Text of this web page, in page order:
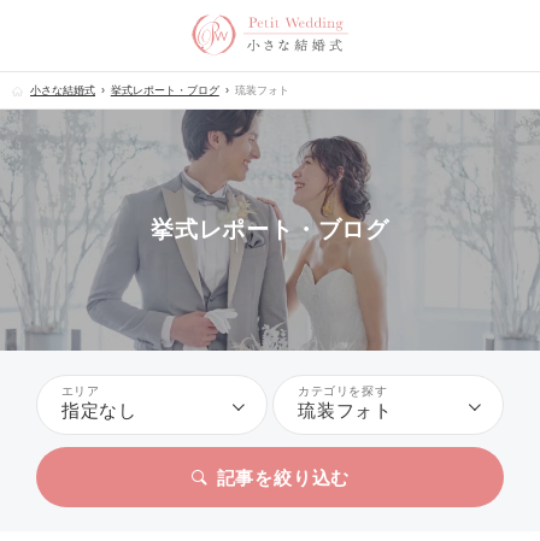
小さな結婚式 挙式レポート・ブログ 琉装フォト
挙式レポート・ブログ
エリア
指定なし
カテゴリを探す
琉装フォト
記事を絞り込む